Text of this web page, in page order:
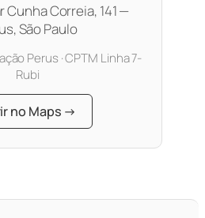
Cunha Correia, 141 —
São Paulo
Perus · CPTM Linha 7-
Rubi
no Maps →